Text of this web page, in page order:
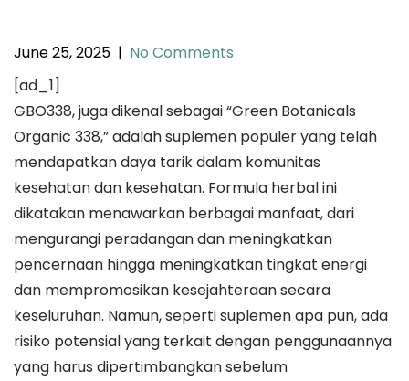
June 25, 2025 | No Comments
[ad_1]
GBO338, juga dikenal sebagai “Green Botanicals
Organic 338,” adalah suplemen populer yang telah
mendapatkan daya tarik dalam komunitas
kesehatan dan kesehatan. Formula herbal ini
dikatakan menawarkan berbagai manfaat, dari
mengurangi peradangan dan meningkatkan
pencernaan hingga meningkatkan tingkat energi
dan mempromosikan kesejahteraan secara
keseluruhan. Namun, seperti suplemen apa pun, ada
risiko potensial yang terkait dengan penggunaannya
yang harus dipertimbangkan sebelum